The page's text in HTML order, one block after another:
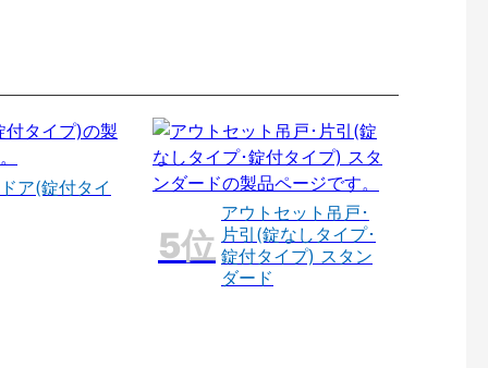
ア(錠付タイ
アウトセット吊戸･
片引(錠なしタイプ･
錠付タイプ) スタン
ダード